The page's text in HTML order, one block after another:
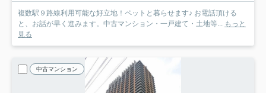
複数駅９路線利用可能な好立地！ペットと暮らせます♪ お電話頂ける
と、お話が早く進みます。中古マンション・一戸建て・土地等...
もっと
見る
中古マンション